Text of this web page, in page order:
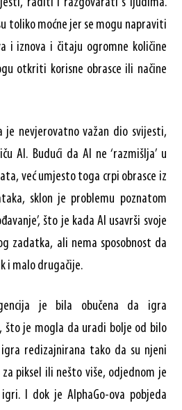
raditi i razgovarati s ljudima.
toliko moćne jer se mogu napraviti
i iznova i čitaju ogromne količine
otkriti korisne obrasce ili načine
je nevjerovatno važan dio svijesti,
AI. Budući da AI ne ‘razmišlja’ u
već umjesto toga crpi obrasce iz
sklon je problemu poznatom
što je kada AI usavrši svoje
zadatka, ali nema sposobnost da
i malo drugačije.
je bila obučena da igra
što je mogla da uradi bolje od bilo
redizajnirana tako da su njeni
piksel ili nešto više, odjednom je
I dok je AlphaGo-ova pobjeda